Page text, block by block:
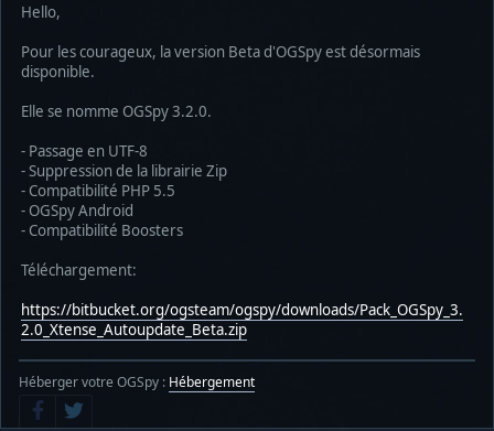
Hello,
Pour les courageux, la version Beta d'OGSpy est désormais
disponible.
Elle se nomme OGSpy 3.2.0.
- Passage en UTF-8
- Suppression de la librairie Zip
- Compatibilité PHP 5.5
- OGSpy Android
- Compatibilité Boosters
Téléchargement:
https://bitbucket.org/ogsteam/ogspy/downloads/Pack_OGSpy_3.
2.0_Xtense_Autoupdate_Beta.zip
Héberger votre OGSpy : Hébergement